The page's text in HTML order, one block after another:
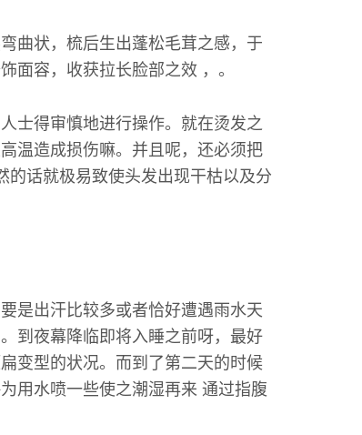
曲状，梳后生出蓬松毛茸之感，于
面容，收获拉长脸部之效 ，。
士得审慎地进行操作。就在烫发之
温造成损伤嘛。并且呢，还必须把
的话就极易致使头发出现干枯以及分
是出汗比较多或者恰好遭遇雨水天
到夜幕降临即将入睡之前呀，最好
变型的状况。而到了第二天的时候
用水喷一些使之潮湿再来 通过指腹